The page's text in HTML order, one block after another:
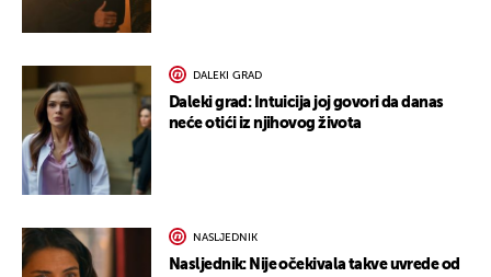
DALEKI GRAD
Daleki grad: Intuicija joj govori da danas
neće otići iz njihovog života
NASLJEDNIK
Nasljednik: Nije očekivala takve uvrede od